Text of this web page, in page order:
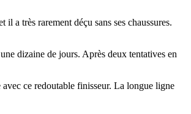
a très rarement déçu sans ses chaussures.
dizaine de jours. Après deux tentatives en
ce redoutable finisseur. La longue ligne